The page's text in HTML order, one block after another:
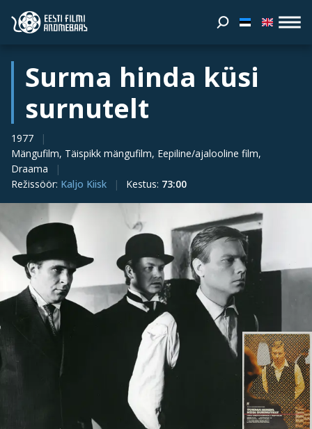
Surma hinda küsi
surnutelt
1977
Mängufilm, Täispikk mängufilm, Eepiline/ajalooline film,
Draama
Režissöör: Kaljo Kiisk Kestus: 73:00